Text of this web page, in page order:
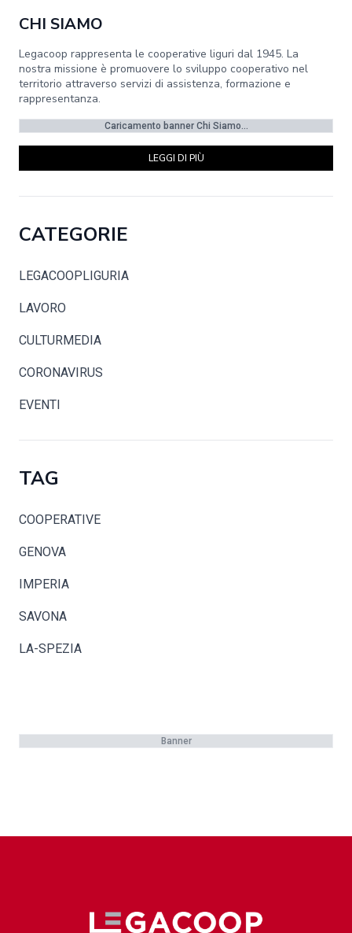
CHI SIAMO
Legacoop rappresenta le cooperative liguri dal 1945. La
nostra missione è promuovere lo sviluppo cooperativo nel
territorio attraverso servizi di assistenza, formazione e
rappresentanza.
Caricamento banner Chi Siamo...
LEGGI DI PIÙ
CATEGORIE
LEGACOOPLIGURIA
LAVORO
CULTURMEDIA
CORONAVIRUS
EVENTI
TAG
COOPERATIVE
GENOVA
IMPERIA
SAVONA
LA-SPEZIA
Banner